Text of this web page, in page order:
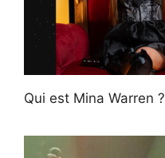
Qui est Mina Warren ?